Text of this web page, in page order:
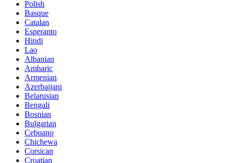
Polish
Basque
Catalan
Esperanto
Hindi
Lao
Albanian
Amharic
Armenian
Azerbaijani
Belarusian
Bengali
Bosnian
Bulgarian
Cebuano
Chichewa
Corsican
Croatian